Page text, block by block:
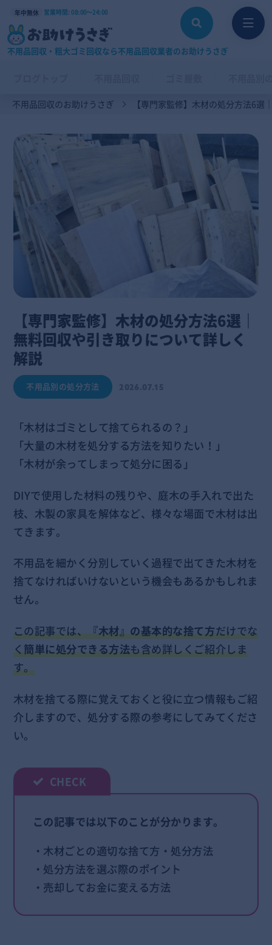
年中無休 営業時間: 08:00〜24:00
不用品回収・粗大ゴミ回収なら不用品回収業者のお助けうさぎ
不用品回収のお助けうさぎ 【専門家監修】木材の処分方法6
【専門家監修】木材の処分方法6選｜
無料回収や引き取りについて詳しく
解説
不用品別の処分方法
「木材はゴミとして捨てられるの？」
「大量の木材を処分する方法を知りたい！」
「木材が余ってしまって処分に困る」
DIYで使用した材料の残りや、庭木の手入れで出た
枝、木製の家具を解体など、様々な場面で木材は出
てきます。
不用品を細かく分別していく過程で出てきた木材を
捨てなければいけないという機会もあるかもしれま
せん。
この記事では、『木材』の基本的な捨て方だけでな
く簡単に処分できる方法も含め詳しくご紹介しま
す。
木材を捨てる際に覚えておくと役に立つ情報もご紹
介しますので、処分する際の参考にしてみてくださ
い。
この記事では以下のことが分かります。
・木材ごとの適切な捨て方・処分方法
・処分方法を選ぶ際のポイント
・売却してお金に変える方法